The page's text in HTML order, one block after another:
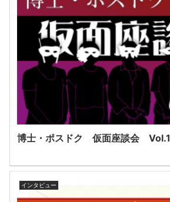
博士・ポスドク 仮面座談会 Vol.1
インタビュー